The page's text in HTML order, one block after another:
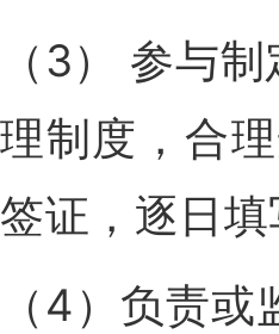
（3） 参与
理制度，合
签证，逐日
（4）负责